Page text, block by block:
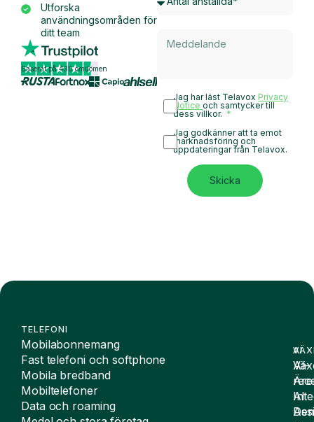
Utforska
användningsområden för
ditt team
Baserat på 430 omdömen
Jag har läst Telavox Privacy
Noticeoch samtycker till
dess villkor.
Jag godkänner att ta emot
marknadsföring och
uppdateringar från Telavox.
Skicka
TELEFONI
Mobilabonnemang
Fast telefoni och softphone
Mobila bredband
Mobiltelefoner
Data och roaming
AI
AI-
AI